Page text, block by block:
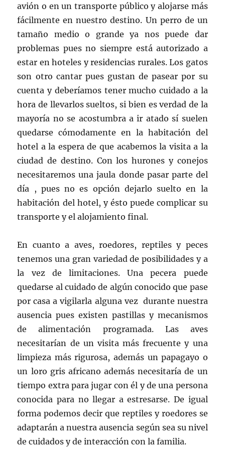
avión o en un transporte público y alojarse más
fácilmente en nuestro destino. Un perro de un
tamaño medio o grande ya nos puede dar
problemas pues no siempre está autorizado a
estar en hoteles y residencias rurales. Los gatos
son otro cantar pues gustan de pasear por su
cuenta y deberíamos tener mucho cuidado a la
hora de llevarlos sueltos, si bien es verdad de la
mayoría no se acostumbra a ir atado sí suelen
quedarse cómodamente en la habitación del
hotel a la espera de que acabemos la visita a la
ciudad de destino. Con los hurones y conejos
necesitaremos una jaula donde pasar parte del
día , pues no es opción dejarlo suelto en la
habitación del hotel, y ésto puede complicar su
transporte y el alojamiento final.
En cuanto a aves, roedores, reptiles y peces
tenemos una gran variedad de posibilidades y a
la vez de limitaciones. Una pecera puede
quedarse al cuidado de algún conocido que pase
por casa a vigilarla alguna vez durante nuestra
ausencia pues existen pastillas y mecanismos
de alimentación programada. Las aves
necesitarían de un visita más frecuente y una
limpieza más rigurosa, además un papagayo o
un loro gris africano además necesitaría de un
tiempo extra para jugar con él y de una persona
conocida para no llegar a estresarse. De igual
forma podemos decir que reptiles y roedores se
adaptarán a nuestra ausencia según sea su nivel
de cuidados y de interacción con la familia.